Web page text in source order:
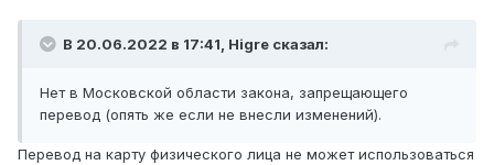
В 20.06.2022 в 17:41, Higre сказал:
Нет в Московской области закона, запрещающего
перевод (опять же если не внесли изменений).
Перевод на карту физического лица не может использоваться